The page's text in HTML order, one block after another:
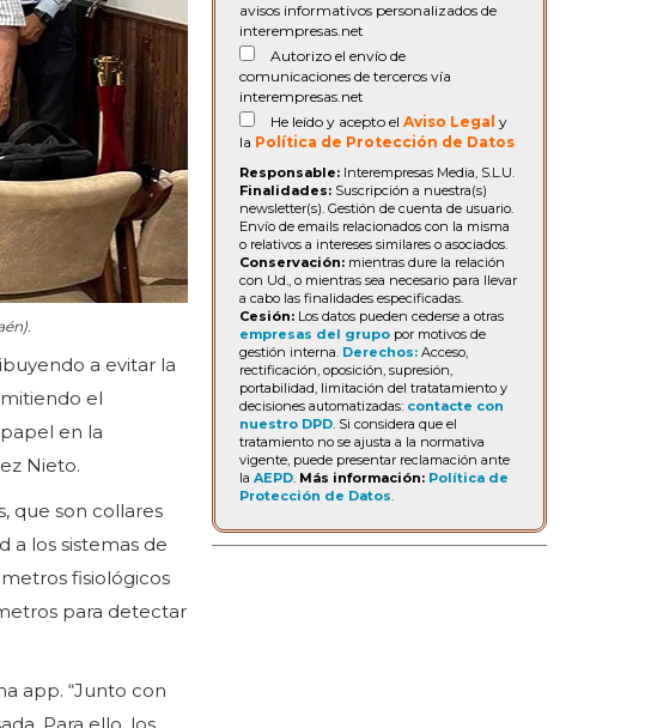
a evitar la
el
en la
Nieto.
que son collares
a los sistemas de
fisiológicos
para detectar
app. “Junto con
avisos informativos personalizados de
interempresas.net
Autorizo el envío de
comunicaciones de terceros vía
interempresas.net
He leído y acepto el Aviso Legal y
la Política de Protección de Datos
Responsable: Interempresas Media, S.L.U.
Finalidades: Suscripción a nuestra(s)
newsletter(s). Gestión de cuenta de usuario.
Envío de emails relacionados con la misma
o relativos a intereses similares o asociados.
Conservación: mientras dure la relación
con Ud., o mientras sea necesario para llevar
a cabo las finalidades especificadas.
Cesión: Los datos pueden cederse a otras
empresas del grupo por motivos de
gestión interna. Derechos: Acceso,
rectificación, oposición, supresión,
portabilidad, limitación del tratatamiento y
decisiones automatizadas: contacte con
nuestro DPD. Si considera que el
tratamiento no se ajusta a la normativa
vigente, puede presentar reclamación ante
la AEPD. Más información: Política de
Protección de Datos.